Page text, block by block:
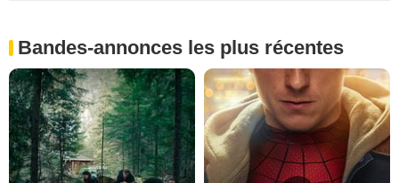
Bandes-annonces les plus récentes